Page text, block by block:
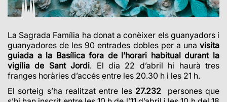
La Sagrada Família ha donat a conèixer els guanyadors i
guanyadores de les 90 entrades dobles per a unavisita
guiada a la Basílica fora de l’horari habitual durant la
vigília de Sant Jordi. El dia 22 d’abril hi haurà tres
franges horàries d’accés entre les 20.30 h i les 21 h.
El sorteig s’ha realitzat entre les 27.232
persones que